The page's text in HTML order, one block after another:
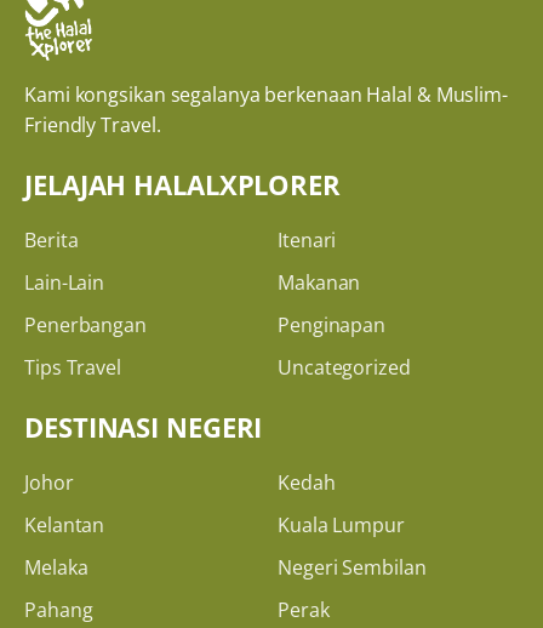
Kami kongsikan segalanya berkenaan Halal & Muslim-
Friendly Travel.
JELAJAH HALALXPLORER
Berita
Itenari
Lain-Lain
Makanan
Penerbangan
Penginapan
Tips Travel
Uncategorized
DESTINASI NEGERI
Johor
Kedah
Kelantan
Kuala Lumpur
Melaka
Negeri Sembilan
Pahang
Perak